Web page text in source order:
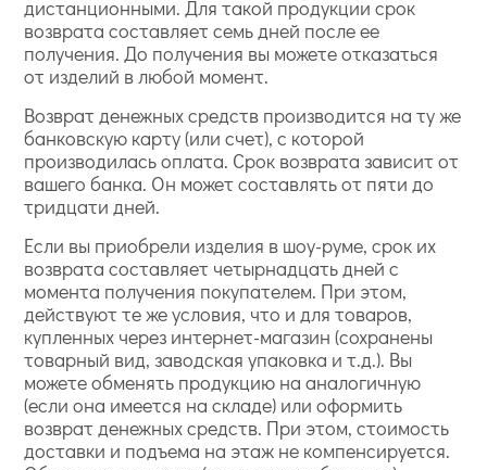
дистанционными. Для такой продукции срок
возврата составляет семь дней после ее
получения. До получения вы можете отказаться
от изделий в любой момент.
Возврат денежных средств производится на ту же
банковскую карту (или счет), с которой
производилась оплата. Срок возврата зависит от
вашего банка. Он может составлять от пяти до
тридцати дней.
Если вы приобрели изделия в шоу-руме, срок их
возврата составляет четырнадцать дней с
момента получения покупателем. При этом,
действуют те же условия, что и для товаров,
купленных через интернет-магазин (сохранены
товарный вид, заводская упаковка и т.д.). Вы
можете обменять продукцию на аналогичную
(если она имеется на складе) или оформить
возврат денежных средств. При этом, стоимость
доставки и подъема на этаж не компенсируется.